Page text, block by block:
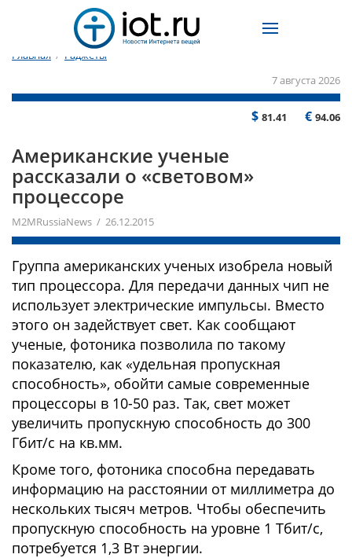
Главная / Гаджеты
7 августа 2026
$ 81.41 € 94.06
​Американские ученые
рассказали о «световом»
процессоре
M2MRussiaNews / 26.12.2015
Группа американских ученых изобрела новый
тип процессора. Для передачи данных чип не
использует электрические импульсы. Вместо
этого он задействует свет. Как сообщают
ученые, фотоника позволила по такому
показателю, как «удельная пропускная
способность», обойти самые современные
процессоры в 10-50 раз. Так, свет может
увеличить пропускную способность до 300
Гбит/с на кв.мм.
Кроме того, фотоника способна передавать
информацию на расстоянии от миллиметра до
нескольких тысяч метров. Чтобы обеспечить
пропускную способность на уровне 1 Тбит/с,
потребуется 1,3 Вт энергии.